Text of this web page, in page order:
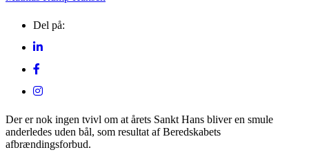
Del på:
Der er nok ingen tvivl om at årets Sankt Hans bliver en smule
anderledes uden bål, som resultat af Beredskabets
afbrændingsforbud.